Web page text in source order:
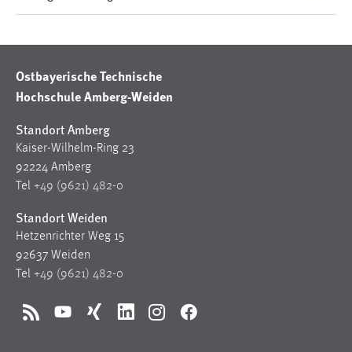
Ostbayerische Technische
Hochschule Amberg-Weiden
Standort Amberg
Kaiser-Wilhelm-Ring 23
92224 Amberg
Tel +49 (9621) 482-0
Standort Weiden
Hetzenrichter Weg 15
92637 Weiden
Tel +49 (9621) 482-0
RSS YouTubeXing LinkedInInstagramFacebook
1 Jahr
Name:
Zweck:
Für performante Seitenauslieferung wird in diesem Cookie
gespeichert, ob man eingeloggt ist.
Sprachpräferenz
Name:
Das Cookie speichert die gewählte Sprache der Website.